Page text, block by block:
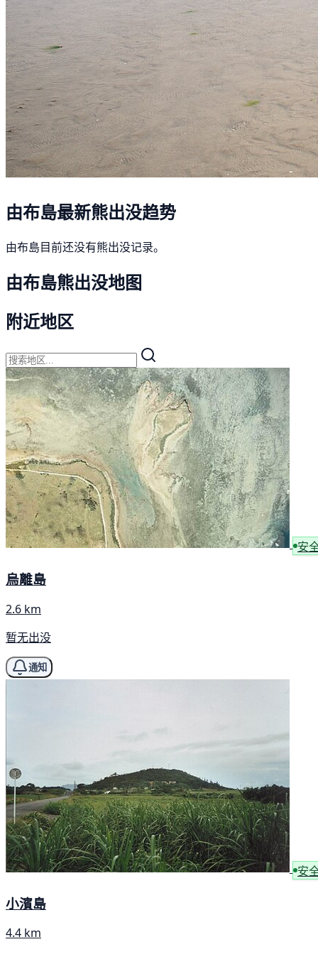
由布島最新熊出没趋势
由布島目前还没有熊出没记录。
由布島熊出没地图
附近地区
安
烏離島
2.6 km
暂无出没
通知
安
小濱島
4.4 km